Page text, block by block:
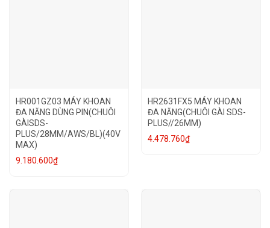
HR001GZ03 MÁY KHOAN
ĐA NĂNG DÙNG PIN(CHUÔI
GÀISDS-
PLUS/28MM/AWS/BL)(40V
MAX)
9.180.600₫
HR2631FX5 MÁY KHOAN
ĐA NĂNG(CHUÔI GÀI SDS-
PLUS//26MM)
4.478.760₫